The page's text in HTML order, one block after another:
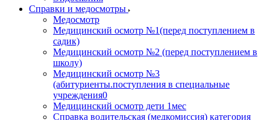
Справки и медосмотры
Медосмотр
Медицинский осмотр №1(перед поступлением в
садик)
Медицинский осмотр №2 (перед поступлением в
школу)
Медицинский осмотр №3
(абитуриенты.поступления в специальные
учреждения0
Медицинский осмотр дети 1мес
Справка водительская (медкомиссия) категория